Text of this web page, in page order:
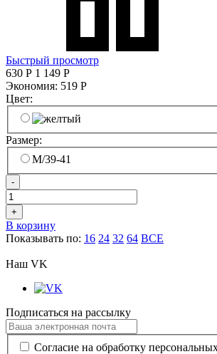
Быстрый просмотр
630 Р 1 149 Р
Экономия: 519 Р
Цвет:
Размер:
M/39-41
-
+
В корзину
Показывать по: 16 24 32 64 ВСЕ
Наш VK
Подписаться на рассылку
Согласие на обработку